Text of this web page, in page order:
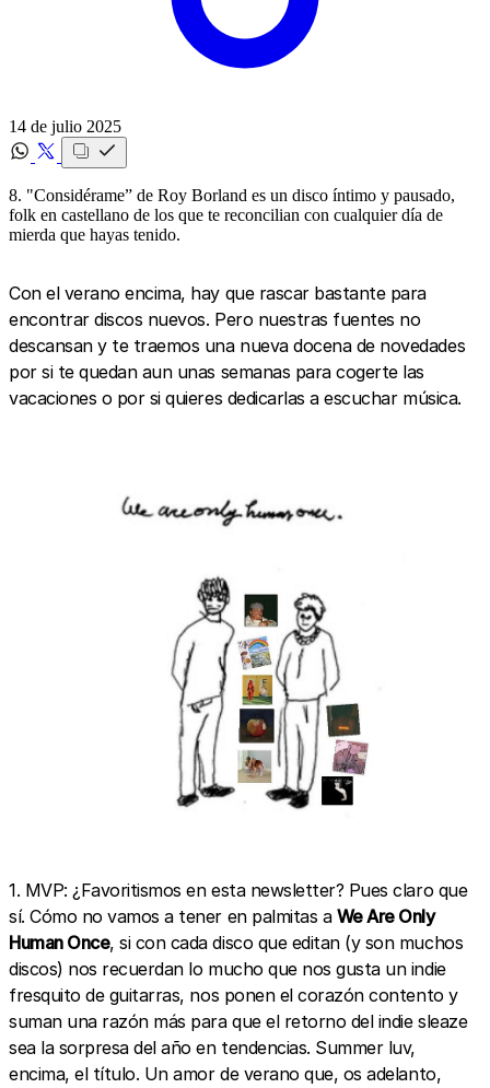
14 de julio 2025
8. "Considérame” de Roy Borland es un disco íntimo y pausado,
folk en castellano de los que te reconcilian con cualquier día de
mierda que hayas tenido.
Con el verano encima, hay que rascar bastante para
encontrar discos nuevos. Pero nuestras fuentes no
descansan y te traemos una nueva docena de novedades
por si te quedan aun unas semanas para cogerte las
vacaciones o por si quieres dedicarlas a escuchar música.
1. MVP: ¿Favoritismos en esta newsletter? Pues claro que
sí. Cómo no vamos a tener en palmitas a We Are Only
Human Once, si con cada disco que editan (y son muchos
discos) nos recuerdan lo mucho que nos gusta un indie
fresquito de guitarras, nos ponen el corazón contento y
suman una razón más para que el retorno del indie sleaze
sea la sorpresa del año en tendencias. Summer luv,
encima, el título. Un amor de verano que, os adelanto,